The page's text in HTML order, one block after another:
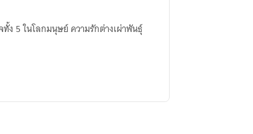
ทั้ง 5 ในโลกมนุษย์ ความรักต่างเผ่าพันธุ์